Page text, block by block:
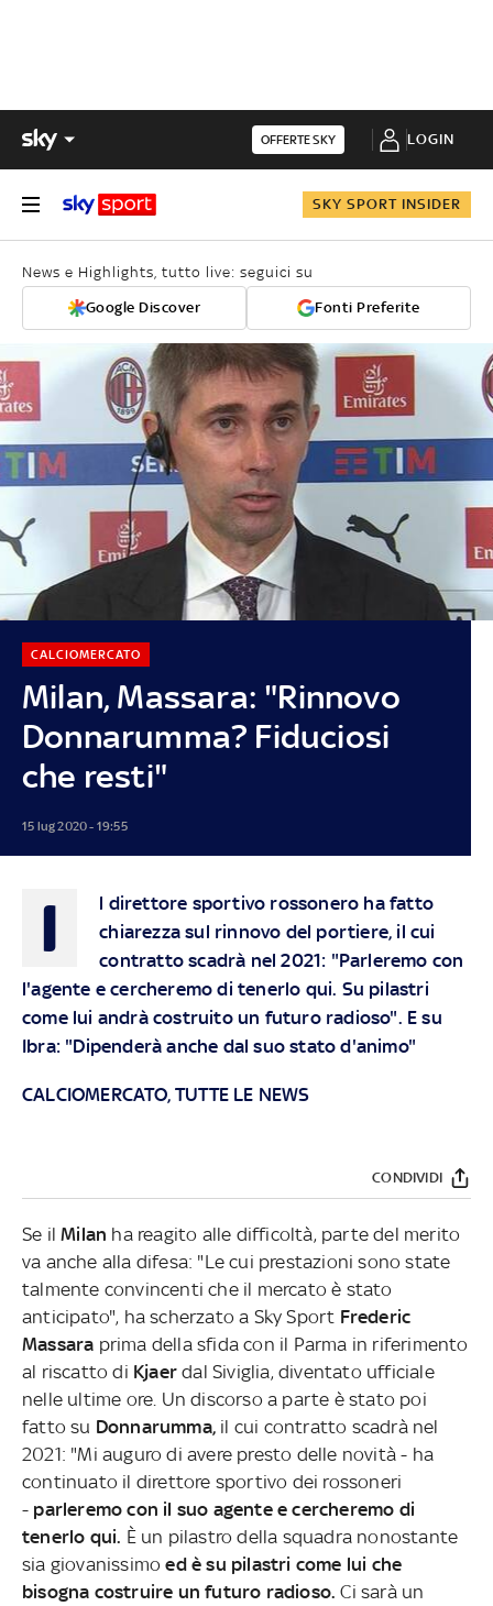
OFFERTE SKY LOGIN
SKY SPORT INSIDER
News e Highlights, tutto live: seguici su
Google Discover Fonti Preferite
Milan, Massara: "Rinnovo
Donnarumma? Fiduciosi
che resti"
CALCIOMERCATO
15 lug 2020 - 19:55
I
l direttore sportivo rossonero ha fatto
chiarezza sul rinnovo del portiere, il cui
contratto scadrà nel 2021: "Parleremo con
l'agente e cercheremo di tenerlo qui. Su pilastri
come lui andrà costruito un futuro radioso". E su
Ibra: "Dipenderà anche dal suo stato d'animo"
CALCIOMERCATO, TUTTE LE NEWS
CONDIVIDI
Se ilMilan ha reagito alle difficoltà, parte del merito
va anche alla difesa: "Le cui prestazioni sono state
talmente convincenti che il mercato è stato
anticipato", ha scherzato a Sky Sport Frederic
Massara prima della sfida con il Parma in riferimento
al riscatto di Kjaer dal Siviglia, diventato ufficiale
nelle ultime ore. Un discorso a parte è stato poi
fatto su Donnarumma, il cui contratto scadrà nel
2021: "Mi auguro di avere presto delle novità - ha
continuato il direttore sportivo dei rossoneri
- parleremo con il suo agente e cercheremo di
tenerlo qui. È un pilastro della squadra nonostante
sia giovanissimo ed è su pilastri come lui che
bisogna costruire un futuro radioso. Ci sarà un